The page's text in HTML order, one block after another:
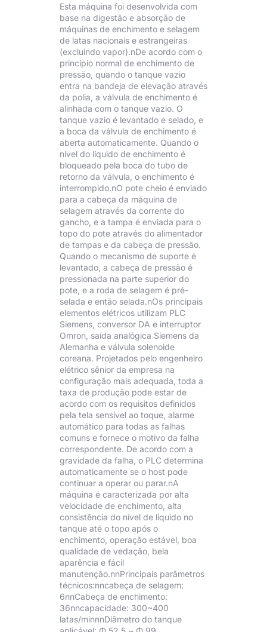
Esta máquina foi desenvolvida com
base na digestão e absorção de
máquinas de enchimento e selagem
de latas nacionais e estrangeiras
(excluindo vapor).nDe acordo com o
princípio normal de enchimento de
pressão, quando o tanque vazio
entra na bandeja de elevação através
da polia, a válvula de enchimento é
alinhada com o tanque vazio. O
tanque vazio é levantado e selado, e
a boca da válvula de enchimento é
aberta automaticamente. Quando o
nível do líquido de enchimento é
bloqueado pela boca do tubo de
retorno da válvula, o enchimento é
interrompido.nO pote cheio é enviado
para a cabeça da máquina de
selagem através da corrente do
gancho, e a tampa é enviada para o
topo do pote através do alimentador
de tampas e da cabeça de pressão.
Quando o mecanismo de suporte é
levantado, a cabeça de pressão é
pressionada na parte superior do
pote, e a roda de selagem é pré-
selada e então selada.nOs principais
elementos elétricos utilizam PLC
Siemens, conversor DA e interruptor
Omron, saída analógica Siemens da
Alemanha e válvula solenoide
coreana. Projetados pelo engenheiro
elétrico sênior da empresa na
configuração mais adequada, toda a
taxa de produção pode estar de
acordo com os requisitos definidos
pela tela sensível ao toque, alarme
automático para todas as falhas
comuns e fornece o motivo da falha
correspondente. De acordo com a
gravidade da falha, o PLC determina
automaticamente se o host pode
continuar a operar ou parar.nA
máquina é caracterizada por alta
velocidade de enchimento, alta
consistência do nível de líquido no
tanque até o topo após o
enchimento, operação estável, boa
qualidade de vedação, bela
aparência e fácil
manutenção.nnPrincipais parâmetros
técnicos:nncabeça de selagem:
6nnCabeça de enchimento:
36nncapacidade: 300~400
latas/minnnDiâmetro do tanque